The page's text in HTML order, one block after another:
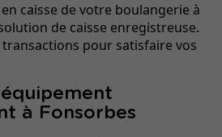
caisse de votre boulangerie à
de caisse enregistreuse.
pour satisfaire vos
à Fonsorbes